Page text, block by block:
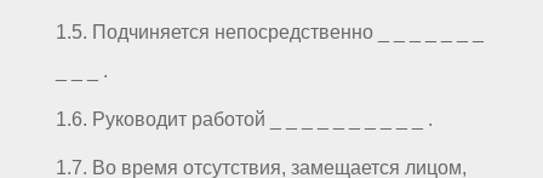
1.5. Подчиняется непосредственно _ _ _ _ _ _ _
_ _ _ .
1.6. Руководит работой _ _ _ _ _ _ _ _ _ _ .
1.7. Во время отсутствия, замещается лицом,